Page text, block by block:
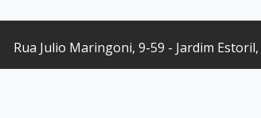
Rua Julio Maringoni, 9-59 - Jardim